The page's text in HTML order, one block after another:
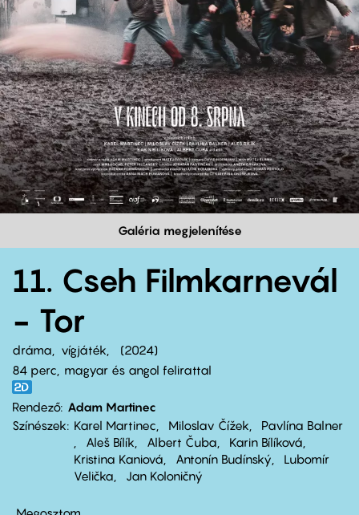
Galéria megjelenítése
11. Cseh Filmkarnevál
- Tor
dráma vígjáték
2024
84 perc,
magyar és angol felirattal
Rendező Adam Martinec
Színészek
Karel Martinec Miloslav Čížek
Pavlína Balner
Aleš Bílík
Albert Čuba
Karin Bílíková
Kristina Kaniová
Antonín Budínský
Lubomír
Velička
Jan Koloničný